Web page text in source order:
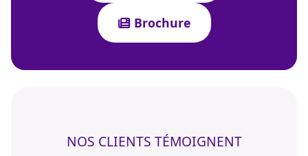
Brochure
NOS CLIENTS TÉMOIGNENT